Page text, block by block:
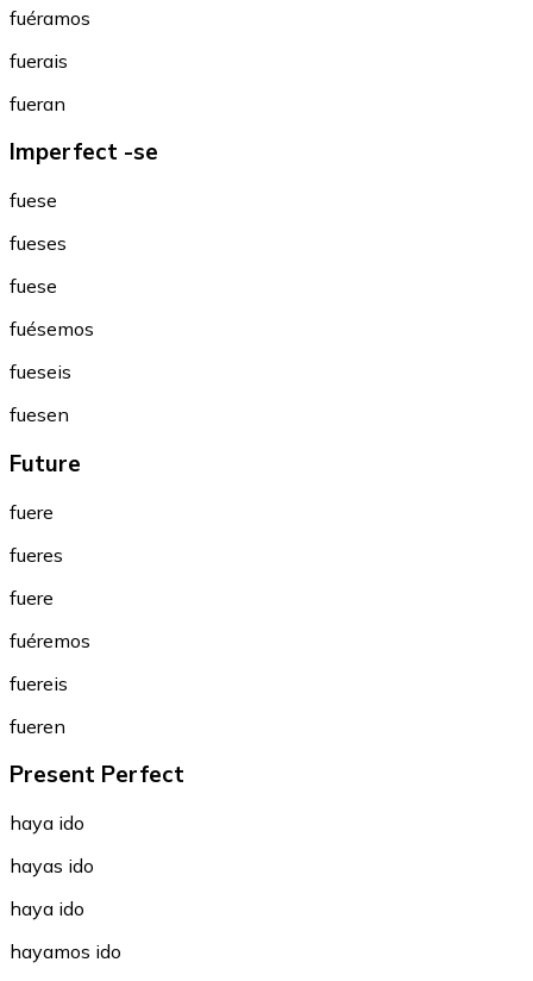
fuéramos
fuerais
fueran
Imperfect -se
fuese
fueses
fuese
fuésemos
fueseis
fuesen
Future
fuere
fueres
fuere
fuéremos
fuereis
fueren
Present Perfect
haya ido
hayas ido
haya ido
hayamos ido